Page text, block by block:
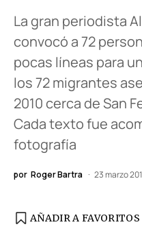
La gran periodista
convocó a 72
pocas líneas para
los 72 migrantes
2010 cerca de San
Cada texto fue
fotografía
por Roger Bartra 23 marzo
AÑADIR A FAVORITOS